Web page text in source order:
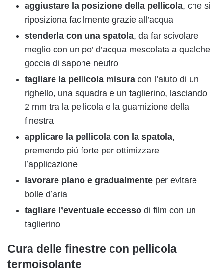
aggiustare la posizione della pellicola, che si
riposiziona facilmente grazie all’acqua
stenderla con una spatola, da far scivolare
meglio con un po’ d’acqua mescolata a qualche
goccia di sapone neutro
tagliare la pellicola misura con l’aiuto di un
righello, una squadra e un taglierino, lasciando
2 mm tra la pellicola e la guarnizione della
finestra
applicare la pellicola con la spatola,
premendo più forte per ottimizzare
l’applicazione
lavorare piano e gradualmente per evitare
bolle d’aria
tagliare l’eventuale eccesso di film con un
taglierino
Cura delle finestre con pellicola
termoisolante